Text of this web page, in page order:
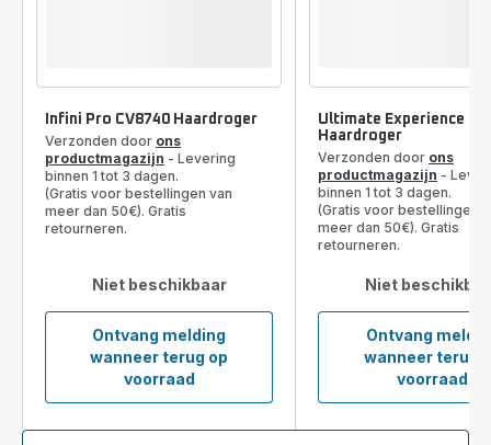
Ontvang melding
wanneer terug op
voorraad
Infini
Pro
Haardroger
Infini Pro CV8740 Haardroger
Verzonden door ons
productmagazijn - Levering
binnen 1 tot 3 dagen.
(Gratis voor bestellingen van
meer dan 50€). Gratis
retourneren.
Niet beschikbaar
Ontvang
wanneer terug
voorraad
Ultimate Experience
Haardroger
Verzonden door ons
productmagazijn -
binnen 1 tot 3 dagen.
(Gratis voor bestellingen
meer dan 50€). Gratis
retourneren.
Niet